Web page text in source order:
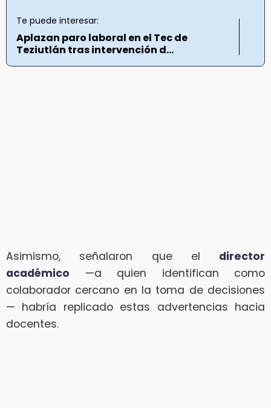
Te puede interesar:
Aplazan paro laboral en el Tec de
Teziutlán tras intervención d...
Asimismo, señalaron que el director
académico —a quien identifican como
colaborador cercano en la toma de decisiones
— habría replicado estas advertencias hacia
docentes.